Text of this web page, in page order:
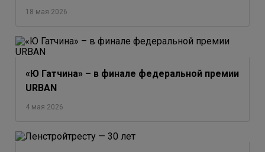
18 мая 2026
«Ю Гатчина» – в финале федеральной премии
URBAN
4 мая 2026